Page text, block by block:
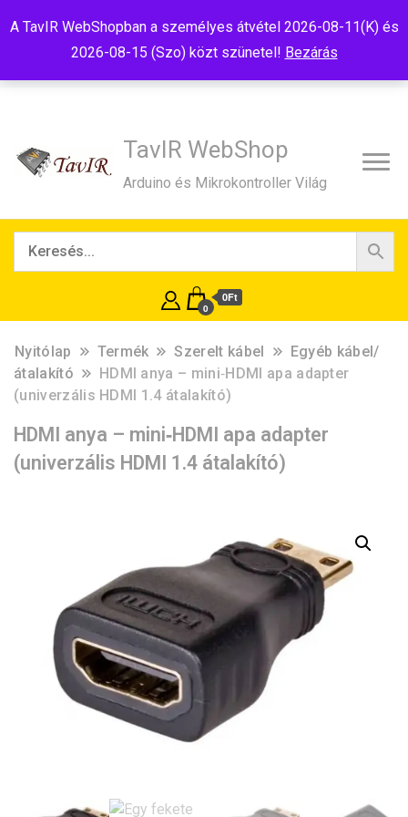
A TavIR WebShopban a személyes átvétel 2026-08-11(K) és
2026-08-15 (Szo) közt szünetel! Bezárás
TavIR WebShop
Arduino és Mikrokontroller Világ
0
0Ft
Nyitólap Termék Szerelt kábel
Egyéb kábel/
átalakító
HDMI anya – mini‑HDMI apa adapter
(univerzális HDMI 1.4 átalakító)
HDMI anya – mini‑HDMI apa adapter
(univerzális HDMI 1.4 átalakító)